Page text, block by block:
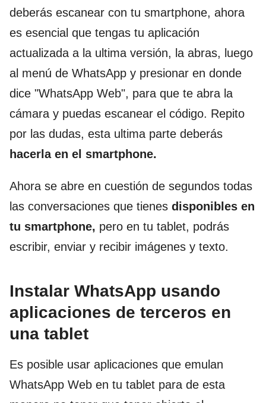
deberás escanear con tu smartphone, ahora
es esencial que tengas tu aplicación
actualizada a la ultima versión, la abras, luego
al menú de WhatsApp y presionar en donde
dice "WhatsApp Web", para que te abra la
cámara y puedas escanear el código. Repito
por las dudas, esta ultima parte deberás
hacerla en el smartphone.
Ahora se abre en cuestión de segundos todas
las conversaciones que tienes disponibles en
tu smartphone, pero en tu tablet, podrás
escribir, enviar y recibir imágenes y texto.
Instalar WhatsApp usando
aplicaciones de terceros en
una tablet
Es posible usar aplicaciones que emulan
WhatsApp Web en tu tablet para de esta